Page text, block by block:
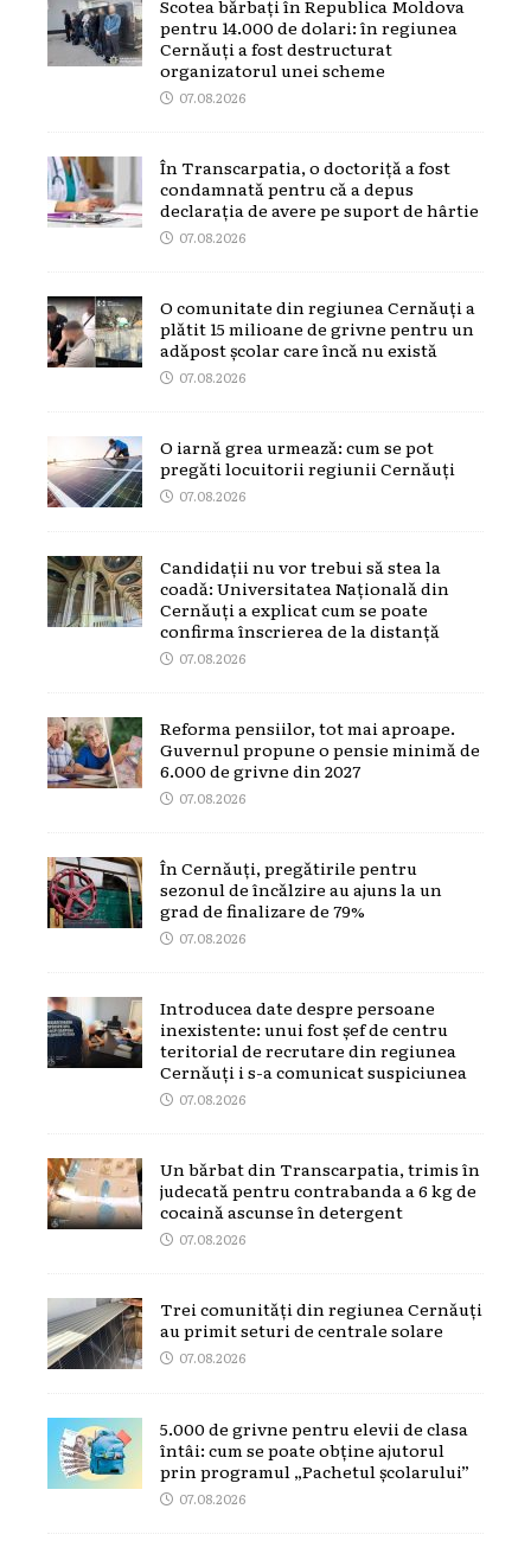
Scotea bărbați în Republica Moldova
pentru 14.000 de dolari: în regiunea
Cernăuți a fost destructurat
organizatorul unei scheme
07.08.2026
În Transcarpatia, o doctoriță a fost
condamnată pentru că a depus
declarația de avere pe suport de hârtie
07.08.2026
O comunitate din regiunea Cernăuți a
plătit 15 milioane de grivne pentru un
adăpost școlar care încă nu există
07.08.2026
O iarnă grea urmează: cum se pot
pregăti locuitorii regiunii Cernăuți
07.08.2026
Candidații nu vor trebui să stea la
coadă: Universitatea Națională din
Cernăuți a explicat cum se poate
confirma înscrierea de la distanță
07.08.2026
Reforma pensiilor, tot mai aproape.
Guvernul propune o pensie minimă de
6.000 de grivne din 2027
07.08.2026
În Cernăuți, pregătirile pentru
sezonul de încălzire au ajuns la un
grad de finalizare de 79%
07.08.2026
Introducea date despre persoane
inexistente: unui fost șef de centru
teritorial de recrutare din regiunea
Cernăuți i s-a comunicat suspiciunea
07.08.2026
Un bărbat din Transcarpatia, trimis în
judecată pentru contrabanda a 6 kg de
cocaină ascunse în detergent
07.08.2026
Trei comunități din regiunea Cernăuți
au primit seturi de centrale solare
07.08.2026
5.000 de grivne pentru elevii de clasa
întâi: cum se poate obține ajutorul
prin programul „Pachetul școlarului”
07.08.2026